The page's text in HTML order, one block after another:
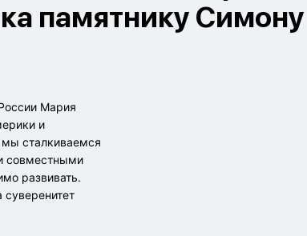
памятнику
Мария
и
мы сталкиваемся
совместными
развивать.
суверенитет